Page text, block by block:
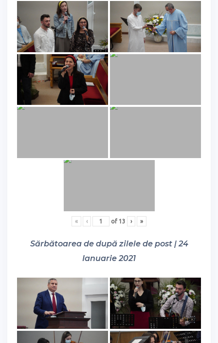
« ‹ of 13 › »
Sărbătoarea de după zilele de post | 24
Ianuarie 2021